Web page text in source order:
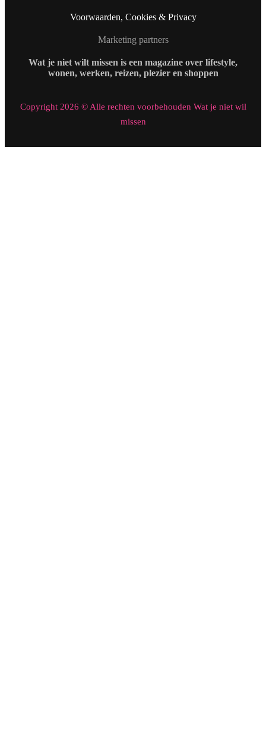
Voorwaarden, Cookies & Privacy
Marketing partners
Wat je niet wilt missen is een magazine over lifestyle,
wonen, werken, reizen, plezier en shoppen
Copyright 2026 © Alle rechten voorbehouden Wat je niet wil
missen